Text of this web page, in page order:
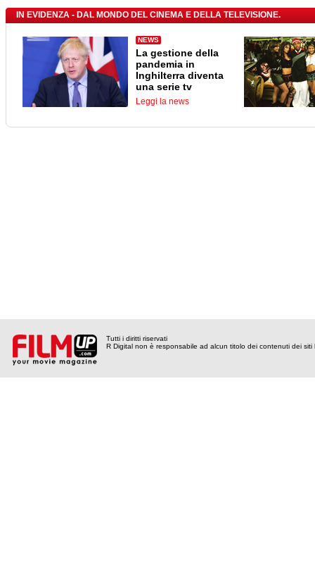
IN EVIDENZA - DAL MONDO DEL CINEMA E DELLA TELEVISIONE.
NEWS
La gestione della
pandemia in
Inghilterra diventa
una serie tv
Leggi la news
Tutti i diritti riservati
R Digital non è responsabile ad alcun titolo dei contenuti dei siti